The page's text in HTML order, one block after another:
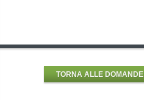
TORNA ALLE DOMANDE